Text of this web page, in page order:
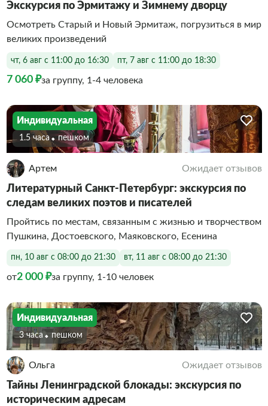
Экскурсия по Эрмитажу и Зимнему дворцу
Осмотреть Старый и Новый Эрмитаж, погрузиться в мир
великих произведений
чт, 6 авг с 11:00 до 16:30 пт, 7 авг с 11:00 до 18:30
7 060 ₽за группу, 1-4 человека
Индивидуальная
1.5 часа Пешком
Артем Ожидает отзывов
Литературный Санкт-Петербург: экскурсия по
следам великих поэтов и писателей
Пройтись по местам, связанным с жизнью и творчеством
Пушкина, Достоевского, Маяковского, Есенина
пн, 10 авг с 08:00 до 21:30 вт, 11 авг с 08:00 до 21:30
от2 000 ₽за группу, 1-10 человек
Индивидуальная
3 часа Пешком
Ольга Ожидает отзывов
Тайны Ленинградской блокады: экскурсия по
историческим адресам